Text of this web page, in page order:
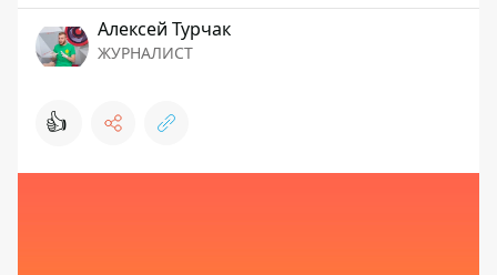
Алексей Турчак
ЖУРНАЛИСТ
👍